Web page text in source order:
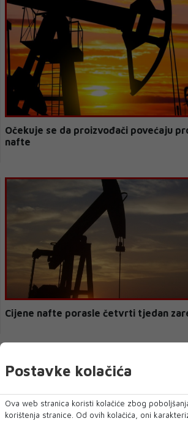
Očekuje se da proizvođači povećaju
nafte
Cijene nafte porasle četvrti tjedan
Postavke kolačića
Ova web stranica koristi kolačiće zbog
korištenja stranice. Od ovih kolačića, oni